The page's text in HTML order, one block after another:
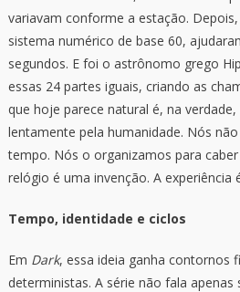
variavam conforme a estação.
sistema numérico de base 60,
segundos. E foi o astrônomo grego
essas 24 partes iguais, criando as
que hoje parece natural é, na
lentamente pela humanidade. Nós
tempo. Nós o organizamos para
relógio é uma invenção. A experiência
Tempo, identidade e ciclos
Em Dark, essa ideia ganha contornos
deterministas. A série não fala